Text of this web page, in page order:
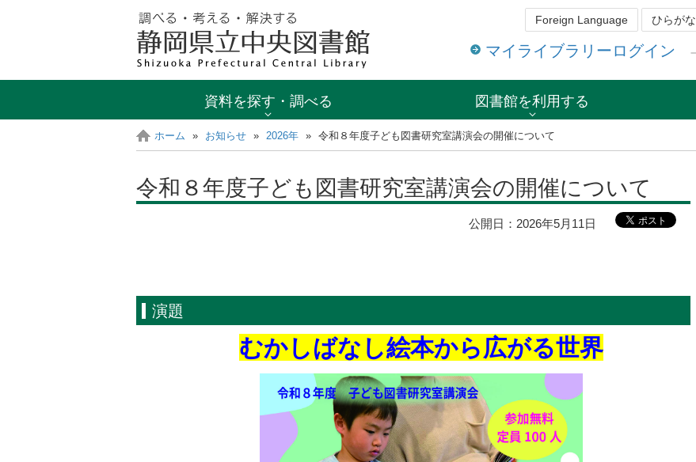
Foreign Language ひらがな
マイライブラリーログイン
資料を探す・調べる 図書館を利用する
ホーム » お知らせ » 2026年 » 令和８年度子ども図書研究室講演会の開催について
令和８年度子ども図書研究室講演会の開催について
公開日： 2026年5月11日
演題
むかしばなし絵本から広がる世界